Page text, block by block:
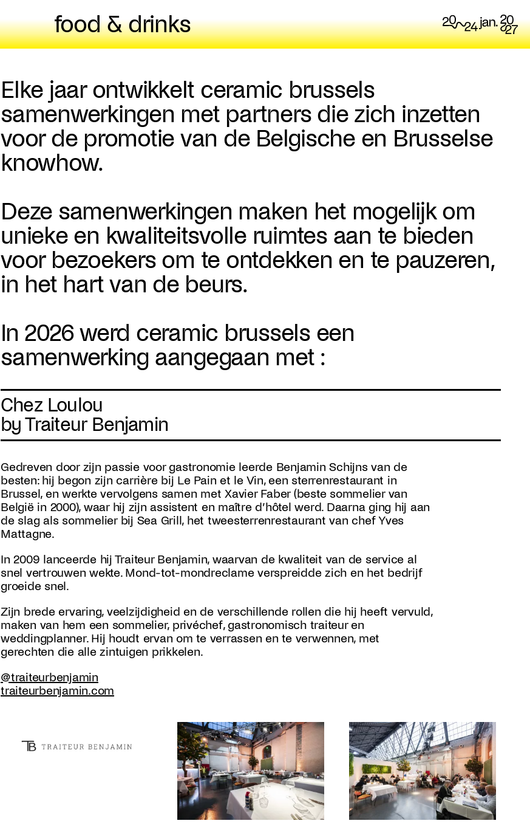
food & drinks
Elke jaar ontwikkelt ceramic brussels
samenwerkingen met partners die zich inzetten
voor de promotie van de Belgische en Brusselse
knowhow.
Deze samenwerkingen maken het mogelijk om
unieke en kwaliteitsvolle ruimtes aan te bieden
voor bezoekers om te ontdekken en te pauzeren,
in het hart van de beurs.
In 2026 werd ceramic brussels een
samenwerking aangegaan met :
Chez Loulou
by Traiteur Benjamin
Gedreven door zijn passie voor gastronomie leerde Benjamin Schijns van de
besten: hij begon zijn carrière bij Le Pain et le Vin, een sterrenrestaurant in
Brussel, en werkte vervolgens samen met Xavier Faber (beste sommelier van
België in 2000), waar hij zijn assistent en maître d’hôtel werd. Daarna ging hij aan
de slag als sommelier bij Sea Grill, het tweesterrenrestaurant van chef Yves
Mattagne.
In 2009 lanceerde hij Traiteur Benjamin, waarvan de kwaliteit van de service al
snel vertrouwen wekte. Mond-tot-mondreclame verspreidde zich en het bedrijf
groeide snel.
Zijn brede ervaring, veelzijdigheid en de verschillende rollen die hij heeft vervuld,
maken van hem een sommelier, privéchef, gastronomisch traiteur en
weddingplanner. Hij houdt ervan om te verrassen en te verwennen, met
gerechten die alle zintuigen prikkelen.
@traiteurbenjamin
traiteurbenjamin.com